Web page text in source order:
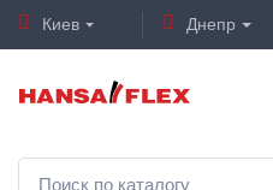
Киев Днепр